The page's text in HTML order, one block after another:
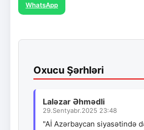
WhatsApp
Oxucu Şərhləri
Laləzar Əhmədli
29.Sentyabr.2025 23:48
"Aİ Azərbaycan siyasətində